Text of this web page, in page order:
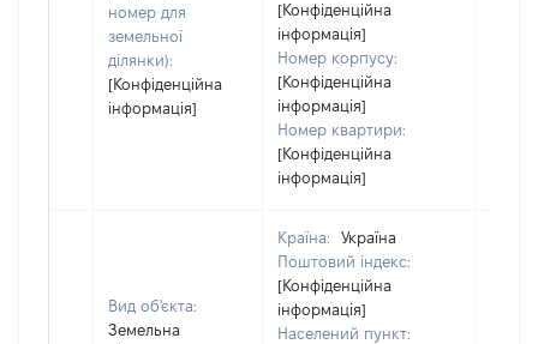
номер для
земельної
ділянки):
[Конфіденційна
інформація]
[Конфіденційна
інформація]
Номер корпусу:
[Конфіденційна
інформація]
Номер квартири:
[Конфіденційна
інформація]
Вид об'єкта:
Земельна
Країна:
Україна
Поштовий індекс:
[Конфіденційна
інформація]
Населений пункт: